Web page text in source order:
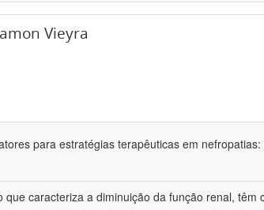
Vieyra
para estratégias terapêuticas em
que caracteriza a diminuição da função renal, têm